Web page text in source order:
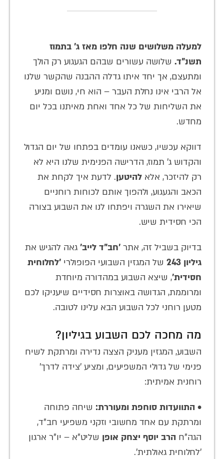
למעלה משלושים שנה חלפו מאז ג' בתמוז
תשנ"ד. שלושה עשורים שבהם הגעגוע רק הולך
ומתעצם, אך יחד איתו גדלה ההבנה שהקשר שלנו
אל הרבי אינו נחלת העבר – הוא חי, נושם ומניע
את השליחות של כל אחד ואחת מאיתנו בכל יום
מחדש.
דווקא עכשיו, כשאנו עומדים בפתחו של יום הגדול
והקדוש ג' תמוז, הדרישה הפנימית שלנו היא לא
רק להיזכר, אלא להיטען. לדעת איך לקחת את
הכאב והגעגוע, ולהפוך אותם לכוחות רוחניים
שיאירו את השגרה ויפתחו לנו את השבוע בצורה
הכי חסידית שיש.
בדיוק בשביל זה, אתר 'חב"ד לייב' גאה להגיש את
גיליון 243
של המגזין השבועי הפופולרי 'לחלוחית
חסידית', שיצא השבוע במהדורה מיוחדת
ומרוממת, הגדושה באוצרות חסידיים שיעניקו לכם
מטען רוחני לכל השבוע הבא עלינו לטובה.
מה מחכה לכם השבוע בגיליון?
השבוע, המגזין מעניק הצצה נדירה ומרתקת לשיח
פנימי של גדולי המשפיעים, ומציע 'צידה לדרך'
רוחנית אמיתית:
• התוועדות סוחפת ומעוררת: שיחה פתוחה
ומרתקת עם אחד מחשובי וזקני משפיעי חב"ד,
הגה"ח הרב יוסף יצחק אופן שליט"א – יו"ר ארגון
'לחלוחית גאולתית'.